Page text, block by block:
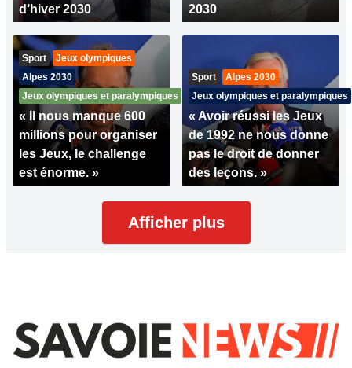
d’hiver 2030
2030
Sport
Jeux olympiques
Alpes 2030
Jeux olympiques et paralympiques
« Il nous manque 600
millions pour organiser
les Jeux, le challenge
est énorme. »
Sport
Alpes 2030
Jeux olympiques et paralympiques
« Avoir réussi les Jeux
de 1992 ne nous donne
pas le droit de donner
des leçons. »
Afficher plus